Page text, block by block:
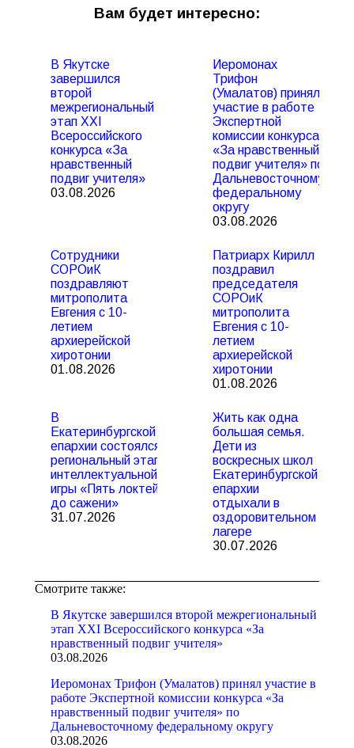
Вам будет интересно:
В Якутске
завершился
второй
межрегиональный
этап XXI
Всероссийского
конкурса «За
нравственный
подвиг учителя»
03.08.2026
Иеромонах
Трифон
(Умалатов) принял
участие в работе
Экспертной
комиссии конкурса
«За нравственный
подвиг учителя» по
Дальневосточному
федеральному
округу
03.08.2026
Сотрудники
СОРОиК
поздравляют
митрополита
Евгения с 10-
летием
архиерейской
хиротонии
01.08.2026
Патриарх Кирилл
поздравил
председателя
СОРОиК
митрополита
Евгения с 10-
летием
архиерейской
хиротонии
01.08.2026
В
Екатеринбургской
епархии состоялся
региональный этап
интеллектуальной
игры «Пять локтей
до сажени»
31.07.2026
Жить как одна
большая семья.
Дети из
воскресных школ
Екатеринбургской
епархии
отдыхали в
оздоровительном
лагере
30.07.2026
Смотрите также:
В Якутске завершился второй межрегиональный
этап XXI Всероссийского конкурса «За
нравственный подвиг учителя»
03.08.2026
Иеромонах Трифон (Умалатов) принял участие в
работе Экспертной комиссии конкурса «За
нравственный подвиг учителя» по
Дальневосточному федеральному округу
03.08.2026